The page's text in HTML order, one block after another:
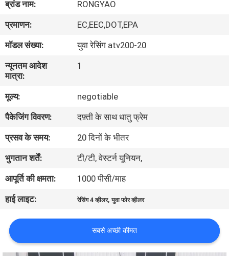
में
कारखाना
भ्रमण
गुणवत्ता
नियंत्रण
संपर्क
करें
एक
उद्धरण
की
ब्रांड नाम:
RONGYAO
प्रमाणन:
EC,EEC,DOT,EPA
मॉडल संख्या:
युवा रेसिंग atv200-20
न्यूनतम आदेश
मात्रा:
1
मूल्य:
negotiable
पैकेजिंग विवरण:
दफ़्ती के साथ धातु फ्रेम
प्रसव के समय:
20 दिनों के भीतर
भुगतान शर्तें:
टी/टी, वेस्टर्न यूनियन,
आपूर्ति की क्षमता:
1000 पीसी/माह
हाई लाइट:
रेसिंग 4 व्हीलर,युवा फोर व्हीलर
सबसे अच्छी कीमत